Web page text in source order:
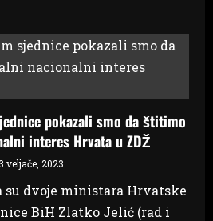
pokazali smo da štitimo
interes Hrvata u ZDŽ
veljače, 2023
su dvoje ministara Hrvatske
BiH Zlatko Jelić (rad i